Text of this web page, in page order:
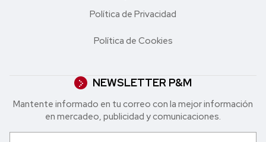
Política de Privacidad
Política de Cookies
NEWSLETTER P&M
Mantente informado en tu correo con la mejor in formación
en mercadeo, publicidad y comunicaciones.